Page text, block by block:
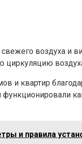
воздуха
циркуляцию
и квартир
и правила